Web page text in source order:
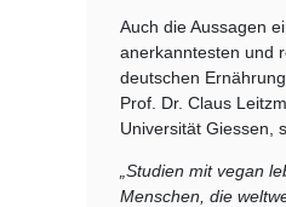
Auch die Aussagen
anerkanntesten und
deutschen
Prof. Dr. Claus
Universität Giessen,
„Studien mit vegan
Menschen, die